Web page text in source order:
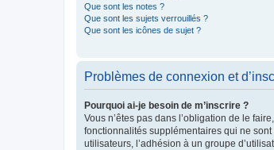
Que sont les notes ?
Que sont les sujets verrouillés ?
Que sont les icônes de sujet ?
Problèmes de connexion et
Pourquoi ai-je besoin de m’inscrire ?
Vous n’êtes pas dans l’obligation de le
fonctionnalités supplémentaires qui ne
utilisateurs, l’adhésion à un groupe